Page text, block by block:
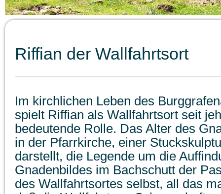
Riffian der Wallfahrtsort
Im kirchlichen Leben des
spielt Riffian als Wallfahrtsort seit
bedeutende Rolle. Das Alter des
in der Pfarrkirche, einer
darstellt, die Legende um die
Gnadenbildes im Bachschutt der
des Wallfahrtsortes selbst, all das